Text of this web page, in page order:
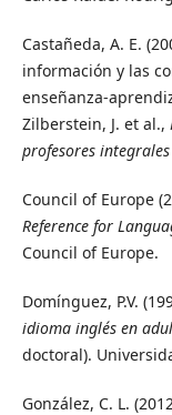
Castañeda, A. E.
información y las
enseñanza-
Zilberstein, J. et al.,
profesores integrales
Council of Europe
Reference for
Council of Europe.
Domínguez, P.V.
idioma inglés en
doctoral).
González, C. L.